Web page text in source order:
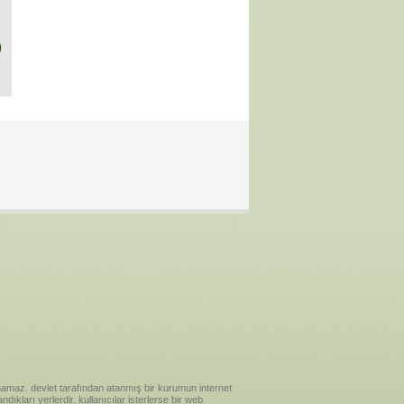
devlet tarafından atanmış bir kurumun internet
yerlerdir. kullanıcılar isterlerse bir web